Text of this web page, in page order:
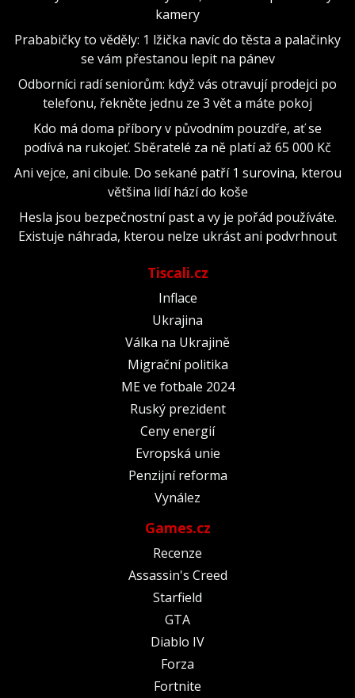
kamery
Prababičky to věděly: 1 lžička navíc do těsta a palačinky
se vám přestanou lepit na pánev
Odborníci radí seniorům: když vás otravují prodejci po
telefonu, řekněte jednu ze 3 vět a máte pokoj
Kdo má doma příbory v původním pouzdře, ať se
podívá na rukojeť. Sběratelé za ně platí až 65 000 Kč
Ani vejce, ani cibule. Do sekané patří 1 surovina, kterou
většina lidí hází do koše
Hesla jsou bezpečnostní past a vy je pořád používáte.
Existuje náhrada, kterou nelze ukrást ani podvrhnout
Tiscali.cz
Inflace
Ukrajina
Válka na Ukrajině
Migrační politika
ME ve fotbale 2024
Ruský prezident
Ceny energií
Evropská unie
Penzijní reforma
Vynález
Games.cz
Recenze
Assassin's Creed
Starfield
GTA
Diablo IV
Forza
Fortnite